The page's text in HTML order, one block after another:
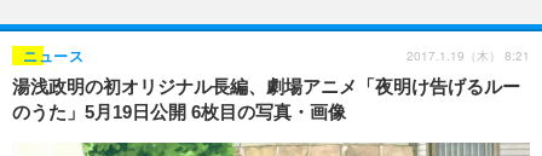
ゲーム グッズ
海外イベント ビジネス
俳優・タレント アーティスト
ビジネス
アニメ 実写
書評 イベント
動画
アニメ 映画/ドラマ
連載・コラム
湯浅政明の初オリジナル長編、劇場アニメ「夜明け告げるルー
のうた」5月19日公開 6枚目の写真・画像
ニュース 2017.1.19（木） 8:21